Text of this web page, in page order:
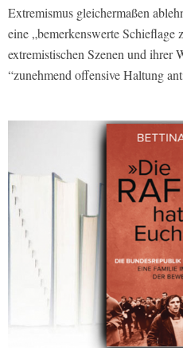
Extremismus gleichermaßen
eine „bemerkenswerte Schieflage
extremistischen Szenen und ihrer
“zunehmend offensive Haltung